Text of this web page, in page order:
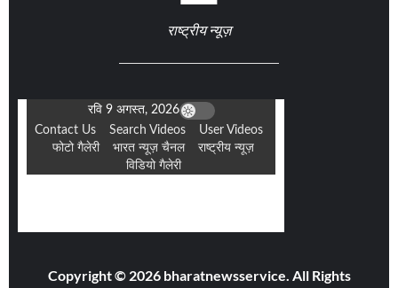
राष्ट्रीय न्यूज़
Copyright © 2026 bharatnewsservice. All Rights